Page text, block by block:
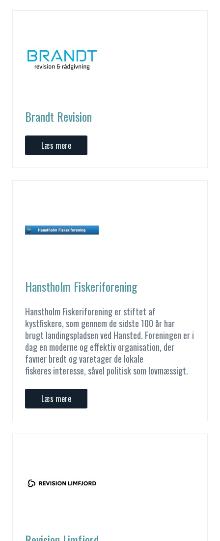
Brandt Revision
Læs mere
Hanstholm Fiskeriforening
Hanstholm Fiskeriforening er stiftet af
kystfiskere, som gennem de sidste 100 år har
brugt landingspladsen ved Hansted. Foreningen er i
dag en moderne og effektiv organisation, der
favner bredt og varetager de lokale
fiskeres interesse, såvel politisk som lovmæssigt.
Læs mere